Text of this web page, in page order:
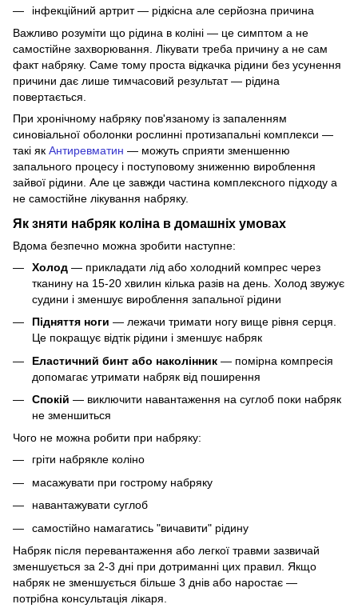
інфекційний артрит — рідкісна але серйозна причина
Важливо розуміти що рідина в коліні — це симптом а не
самостійне захворювання. Лікувати треба причину а не сам
факт набряку. Саме тому проста відкачка рідини без усунення
причини дає лише тимчасовий результат — рідина
повертається.
При хронічному набряку пов'язаному із запаленням
синовіальної оболонки рослинні протизапальні комплекси —
такі як Антиревматин — можуть сприяти зменшенню
запального процесу і поступовому зниженню вироблення
зайвої рідини. Але це завжди частина комплексного підходу а
не самостійне лікування набряку.
Як зняти набряк коліна в домашніх умовах
Вдома безпечно можна зробити наступне:
Холод — прикладати лід або холодний компрес через
тканину на 15-20 хвилин кілька разів на день. Холод звужує
судини і зменшує вироблення запальної рідини
Підняття ноги — лежачи тримати ногу вище рівня серця.
Це покращує відтік рідини і зменшує набряк
Еластичний бинт або наколінник — помірна компресія
допомагає утримати набряк від поширення
Спокій — виключити навантаження на суглоб поки набряк
не зменшиться
Чого не можна робити при набряку:
гріти набрякле коліно
масажувати при гострому набряку
навантажувати суглоб
самостійно намагатись "вичавити" рідину
Набряк після перевантаження або легкої травми зазвичай
зменшується за 2-3 дні при дотриманні цих правил. Якщо
набряк не зменшується більше 3 днів або наростає —
потрібна консультація лікаря.